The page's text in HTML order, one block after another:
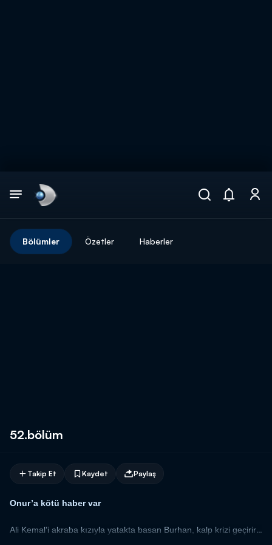
Bölümler Özetler Haberler
52.bölüm
Takip Et Kaydet Paylaş
Onur’a kötü haber var
Ali Kemal’i akraba kızıyla yatakta basan Burhan, kalp krizi geçirir,